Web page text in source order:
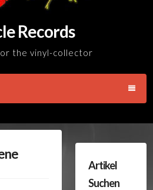
Records
the vinyl-collector
Artikel
Suchen